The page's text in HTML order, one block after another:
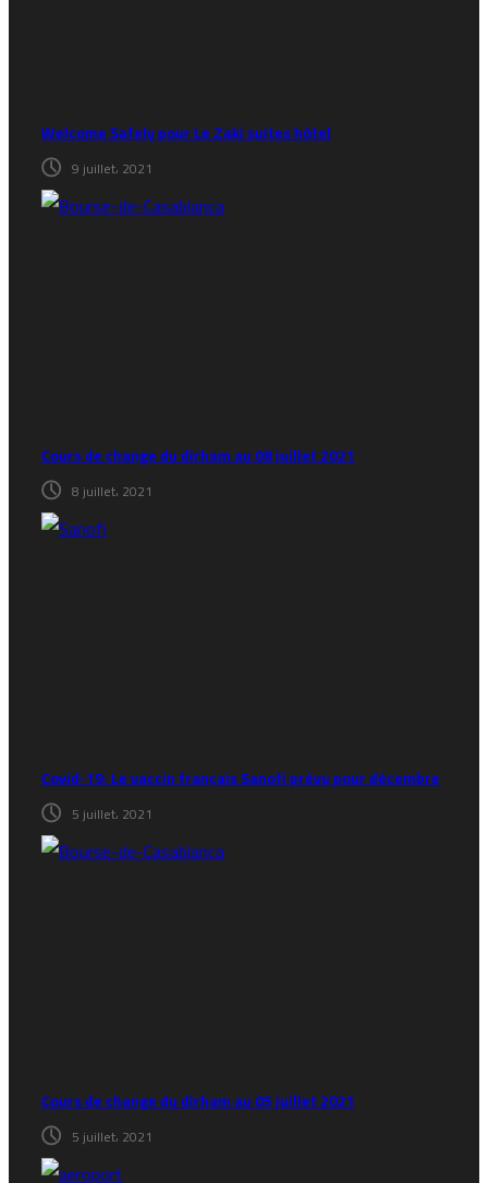
Welcome Safely pour Le Zaki suites hôtel
9 juillet، 2021
Cours de change du dirham au 08 juillet 2021
8 juillet، 2021
Covid-19: Le vaccin français Sanofi prévu pour décembre
5 juillet، 2021
Cours de change du dirham au 05 juillet 2021
5 juillet، 2021